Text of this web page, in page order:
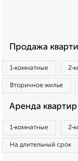
Продажа
1‑комнатные
Вторичное жилье
Аренда
1‑комнатные
На длительный срок